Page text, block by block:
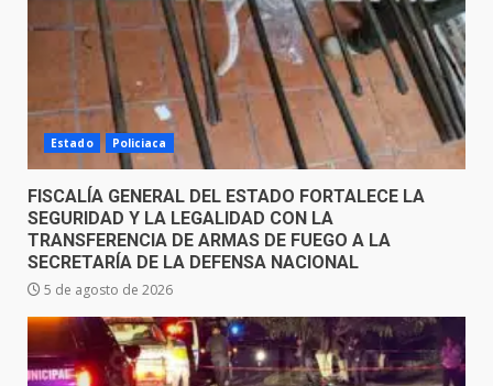
Estado Policiaca
FISCALÍA GENERAL DEL ESTADO FORTALECE LA
SEGURIDAD Y LA LEGALIDAD CON LA
TRANSFERENCIA DE ARMAS DE FUEGO A LA
SECRETARÍA DE LA DEFENSA NACIONAL
5 de agosto de 2026